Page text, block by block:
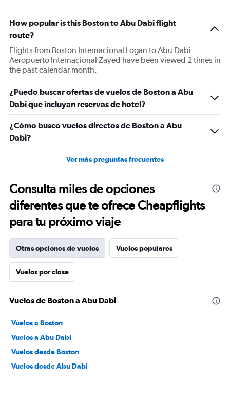
Y
axis
displaying
Number
of
flights.
0
to
7.5.
How popular is this Boston to Abu Dabi flight
route?
Flights from Boston Internacional Logan to Abu Dabi
Aeropuerto Internacional Zayed have been viewed 2 times in
the past calendar month.
¿Puedo buscar ofertas de vuelos de Boston a Abu
Dabi que incluyan reservas de hotel?
¿Cómo busco vuelos directos de Boston a Abu
Dabi?
Ver más preguntas frecuentes
Consulta miles de opciones
diferentes que te ofrece Cheapflights
para tu próximo viaje
Otras opciones de vuelos Vuelos populares
Vuelos por clase
Vuelos de Boston a Abu Dabi
Vuelos a Boston
Vuelos a Abu Dabi
Vuelos desde Boston
Vuelos desde Abu Dabi